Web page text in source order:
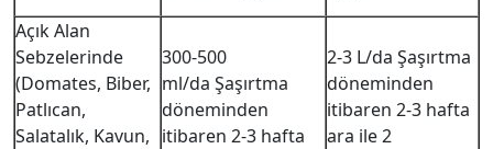
Açık Alan
Sebzelerinde
(Domates, Biber,
Patlıcan,
Salatalık, Kavun,
300-500
ml/da Şaşırtma
döneminden
itibaren 2-3 hafta
2-3 L/da Şaşırtma
döneminden
itibaren 2-3 hafta
ara ile 2